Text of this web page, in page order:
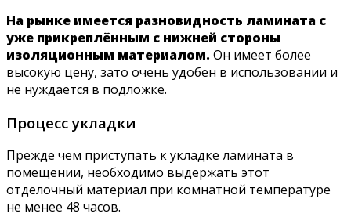
На рынке имеется разновидность ламината с
уже прикреплённым с нижней стороны
изоляционным материалом. Он имеет более
высокую цену, зато очень удобен в использовании и
не нуждается в подложке.
Процесс укладки
Прежде чем приступать к укладке ламината в
помещении, необходимо выдержать этот
отделочный материал при комнатной температуре
не менее 48 часов.